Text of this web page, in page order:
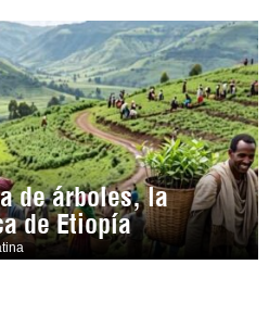
de árboles, la
de Etiopía